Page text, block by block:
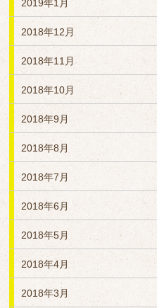
2019年1月
2018年12月
2018年11月
2018年10月
2018年9月
2018年8月
2018年7月
2018年6月
2018年5月
2018年4月
2018年3月